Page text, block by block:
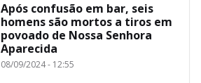
Após confusão em bar, seis
homens são mortos a tiros em
povoado de Nossa Senhora
Aparecida
08/09/2024 - 12:55